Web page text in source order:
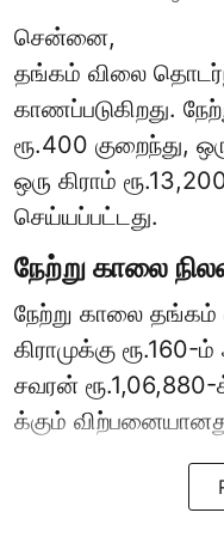
சென்னை,
தங்கம் விலை
காணப்படுகிறது.
ரூ.400 குறைந்து,
ஒரு கிராம்
செய்யப்பட்டது.
நேற்று காலை
நேற்று காலை தங்கம்
கிராமுக்கு ரூ.160-
சவரன் ரூ.1,06,880-
க்கும்